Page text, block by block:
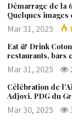
Démarrage de la
Quelques
Mar 31, 2025
Eat & Drink
restaurants, bars
Mar 31, 2025
Célébration de
Adjovi, PDG du
Mar 30, 2025